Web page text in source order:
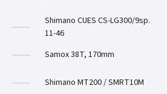
Shimano CUES CS-LG300/9sp.
11-46
Samox 38T, 170mm
Shimano MT200 / SMRT10M